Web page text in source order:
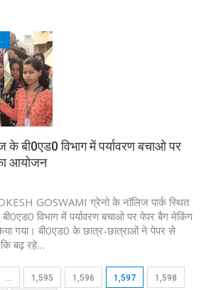
बी0एड0 विभाग में पर्यावरण बचाओ पर
आयोजन
GOSWAMI ग्रेनो के नाॅलिज पार्क स्थित
विभाग में पर्यावरण बचाओ पर पेपर बैग मेकिंग
गया। बी0एड0 के छात्र-छात्राओं ने पेपर से
बढ़ रहे…
… 1,595 1,596 1,597 1,598